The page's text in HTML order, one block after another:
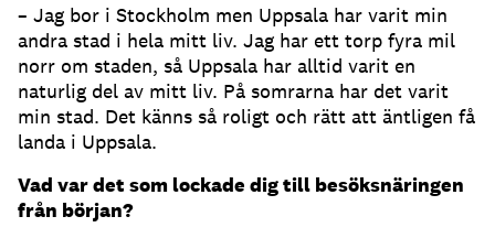
– Jag bor i Stockholm men Uppsala har varit min
andra stad i hela mitt liv. Jag har ett torp fyra mil
norr om staden, så Uppsala har alltid varit en
naturlig del av mitt liv. På somrarna har det varit
min stad. Det känns så roligt och rätt att äntligen få
landa i Uppsala.
Vad var det som lockade dig till besöksnäringen
från början?